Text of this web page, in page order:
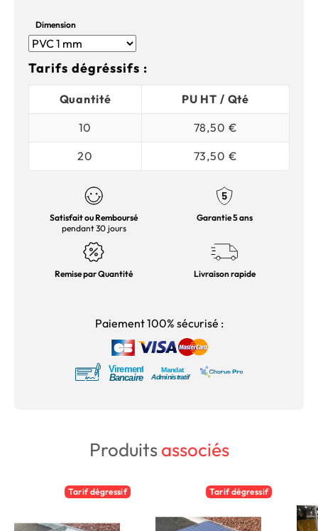
Dimension
Tarifs dégréssifs :
Quantité
PU HT / Qté
10
78,50 €
20
73,50 €
Satisfait ou Remboursé
pendant 30 jours
Garantie 5 ans
Remise par Quantité Livraison rapide
Paiement 100% sécurisé :
Produitsassociés
Tarif dégressif Tarif dégressif